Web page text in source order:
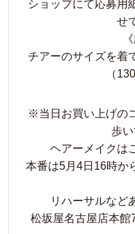
ショップにて応募用
せ
チアーのサイズを着
（
※当日お買い上げの
歩い
ヘアーメイクは
本番は5月4日16時か
リハーサルなど
松坂屋名古屋店本館